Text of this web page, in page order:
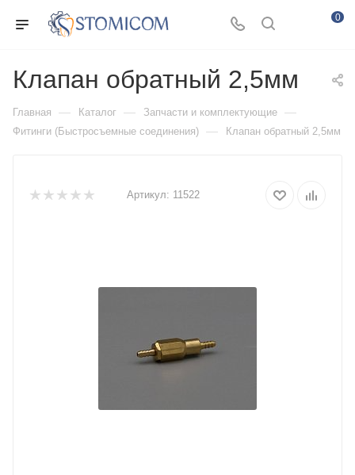
0
Клапан обратный 2,5мм
Главная — Каталог — Запчасти и комплектующие —
Фитинги (Быстросъемные соединения) — Клапан обратный 2,5мм
Артикул: 11522